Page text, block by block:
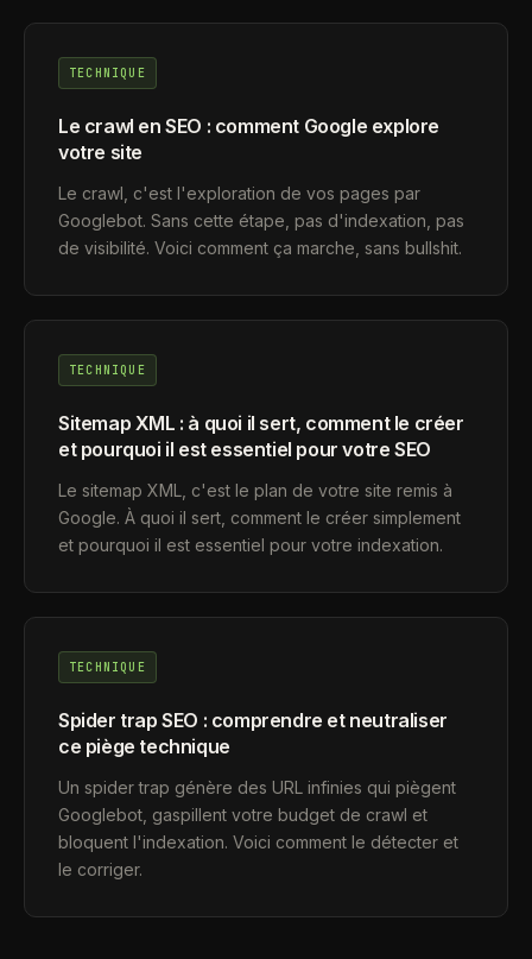
TECHNIQUE
Le crawl en SEO : comment Google explore
votre site
Le crawl, c'est l'exploration de vos pages par
Googlebot. Sans cette étape, pas d'indexation, pas
de visibilité. Voici comment ça marche, sans bullshit.
TECHNIQUE
Sitemap XML : à quoi il sert, comment le créer
et pourquoi il est essentiel pour votre SEO
Le sitemap XML, c'est le plan de votre site remis à
Google. À quoi il sert, comment le créer simplement
et pourquoi il est essentiel pour votre indexation.
TECHNIQUE
Spider trap SEO : comprendre et neutraliser
ce piège technique
Un spider trap génère des URL infinies qui piègent
Googlebot, gaspillent votre budget de crawl et
bloquent l'indexation. Voici comment le détecter et
le corriger.